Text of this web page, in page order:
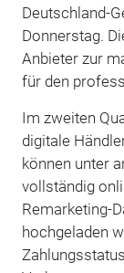
Deutschland-
Donnerstag.
Anbieter zur
für den
Im zweiten
digitale
können unter
vollständig
Remarketing-
hochgeladen